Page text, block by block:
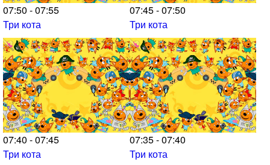
07:50 - 07:55
Три кота
07:45 - 07:50
Три кота
07:40 - 07:45
Три кота
07:35 - 07:40
Три кота